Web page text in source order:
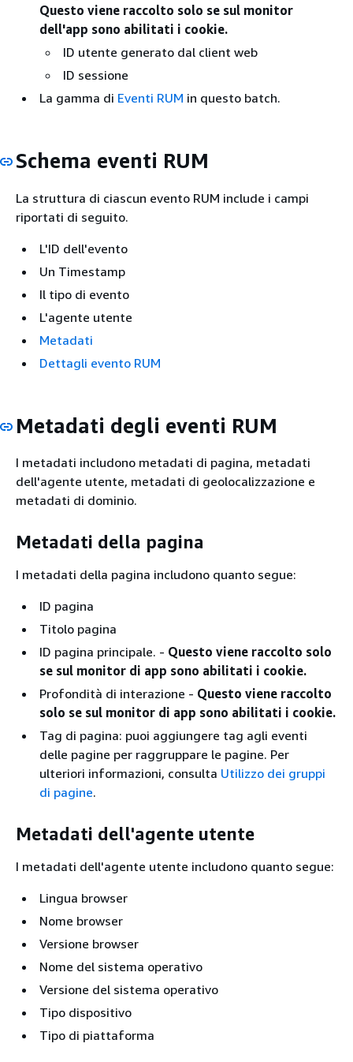
Questo viene raccolto solo se sul monitor
dell'app sono abilitati i cookie.
ID utente generato dal client web
ID sessione
La gamma di Eventi RUM in questo batch.
Schema eventi RUM
La struttura di ciascun evento RUM include i campi
riportati di seguito.
L'ID dell'evento
Un Timestamp
Il tipo di evento
L'agente utente
Metadati
Dettagli evento RUM
Metadati degli eventi RUM
I metadati includono metadati di pagina, metadati
dell'agente utente, metadati di geolocalizzazione e
metadati di dominio.
Metadati della pagina
I metadati della pagina includono quanto segue:
ID pagina
Titolo pagina
ID pagina principale. - Questo viene raccolto solo
se sul monitor di app sono abilitati i cookie.
Profondità di interazione - Questo viene raccolto
solo se sul monitor di app sono abilitati i cookie.
Tag di pagina: puoi aggiungere tag agli eventi
delle pagine per raggruppare le pagine. Per
ulteriori informazioni, consulta Utilizzo dei gruppi
di pagine.
Metadati dell'agente utente
I metadati dell'agente utente includono quanto segue:
Lingua browser
Nome browser
Versione browser
Nome del sistema operativo
Versione del sistema operativo
Tipo dispositivo
Tipo di piattaforma